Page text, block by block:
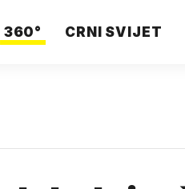
360° CRNI SVIJET